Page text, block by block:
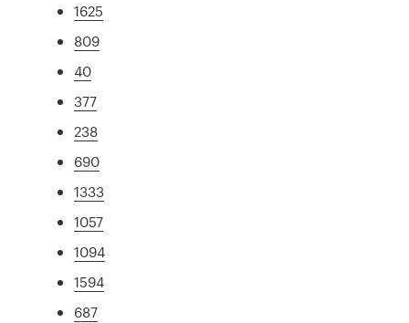
1625
809
40
377
238
690
1333
1057
1094
1594
687